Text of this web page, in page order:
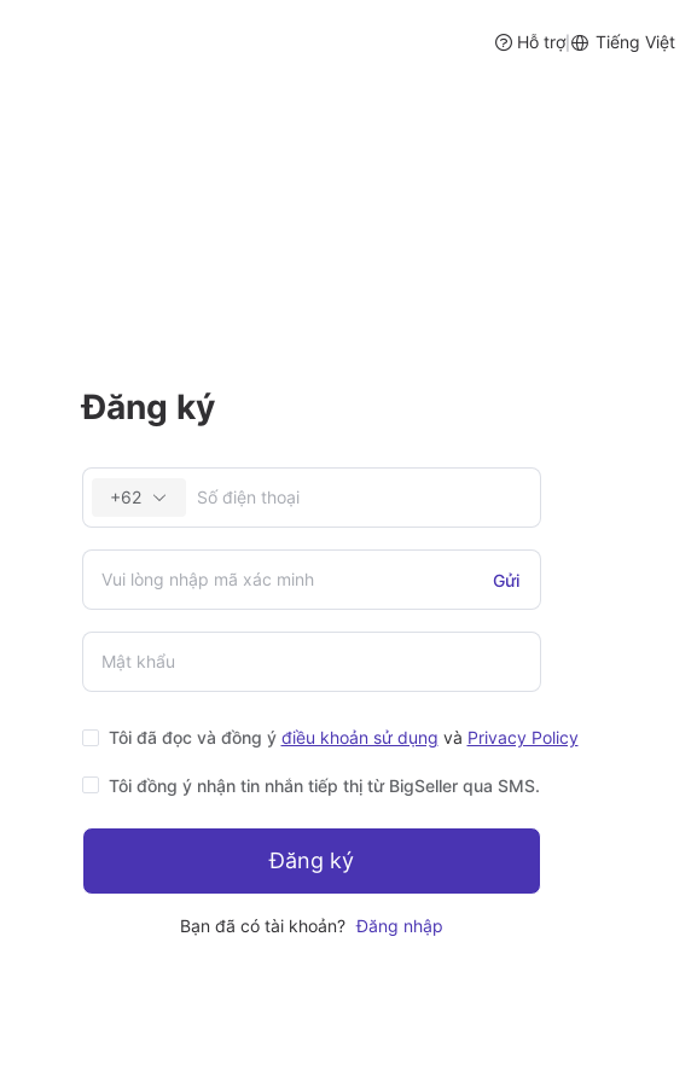
Quản lý tồn kho thời gian thực, kế hoạch nhập hàng thông minh
Hỗ trợ| Tiếng Việt
Đăng ký
+62
Gửi
Tôi đã đọc và đồng ý điều khoản sử dụng và Privacy Policy
Tôi đồng ý nhận tin nhắn tiếp thị từ BigSeller qua SMS.
Đăng ký
Bạn đã có tài khoản? Đăng nhập